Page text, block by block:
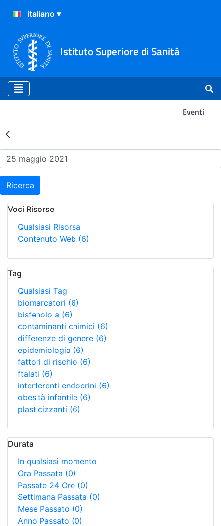
Istituto Superiore di Sanità
Eventi
Risultati della Ricerca -
Ricerca
Voci Risorse
Qualsiasi Risorsa
Contenuto Web (6)
Tag
Qualsiasi Tag
biomarcatori (6)
bisfenolo a (6)
contaminanti chimici (6)
differenze di genere (6)
epidemiologia (6)
fattori di rischio (6)
ftalati (6)
interferenti endocrini (6)
obesità infantile (6)
plasticizzanti (6)
Durata
In qualsiasi momento
Ora Passata (0)
Passate 24 Ore (0)
Settimana Passata (0)
Mese Passato (0)
Anno Passato (0)